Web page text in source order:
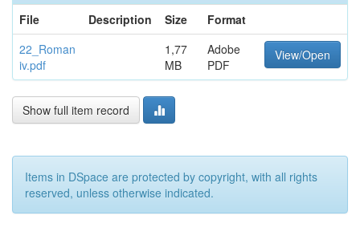
File
Description Size
Format
22_Roman
iv.pdf
1,77
MB
Adobe
PDF
View/Open
Show full item record
Items in DSpace are protected by copyright, with all rights
reserved, unless otherwise indicated.